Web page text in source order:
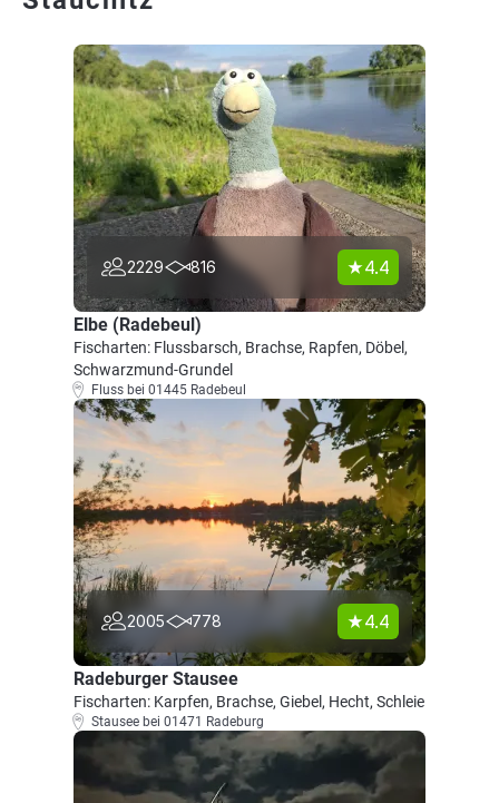
2229 816 4.4
Elbe (Radebeul)
Fischarten: Flussbarsch, Brachse, Rapfen, Döbel,
Schwarzmund-Grundel
Fluss bei 01445 Radebeul
2005 778 4.4
Radeburger Stausee
Fischarten: Karpfen, Brachse, Giebel, Hecht, Schleie
Stausee bei 01471 Radeburg